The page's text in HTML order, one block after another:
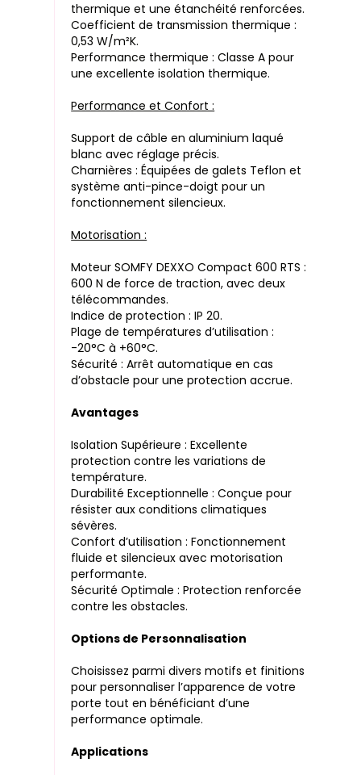
thermique et une étanchéité renforcées.
Coefficient de transmission thermique :
0,53 W/m²K.
Performance thermique : Classe A pour
une excellente isolation thermique.
Performance et Confort :
Support de câble en aluminium laqué
blanc avec réglage précis.
Charnières : Équipées de galets Teflon et
système anti-pince-doigt pour un
fonctionnement silencieux.
Motorisation :
Moteur SOMFY DEXXO Compact 600 RTS :
600 N de force de traction, avec deux
télécommandes.
Indice de protection : IP 20.
Plage de températures d’utilisation :
-20°C à +60°C.
Sécurité : Arrêt automatique en cas
d’obstacle pour une protection accrue.
Avantages
Isolation Supérieure : Excellente
protection contre les variations de
température.
Durabilité Exceptionnelle : Conçue pour
résister aux conditions climatiques
sévères.
Confort d’utilisation : Fonctionnement
fluide et silencieux avec motorisation
performante.
Sécurité Optimale : Protection renforcée
contre les obstacles.
Options de Personnalisation
Choisissez parmi divers motifs et finitions
pour personnaliser l’apparence de votre
porte tout en bénéficiant d’une
performance optimale.
Applications